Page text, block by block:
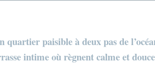
quartier paisible à deux pas de
intime où règnent calme et